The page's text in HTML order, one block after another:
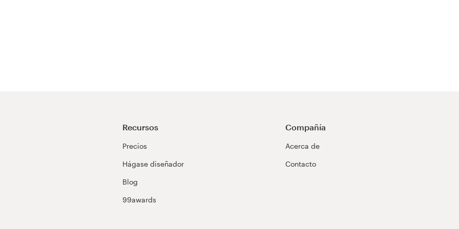
Recursos
Precios
Hágase diseñador
Blog
99awards
Compañía
Acerca de
Contacto